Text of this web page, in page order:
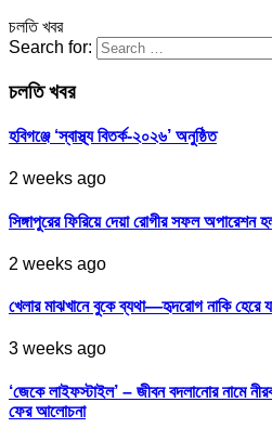
চলতি খবর
Search for:
চলতি খবর
হবিগঞ্জে ‘স্বাস্থ্য বিতর্ক-২০২৬’ অনুষ্ঠিত
2 weeks ago
সিঙ্গাপুরের ফিরিয়ে দেয়া রোগীর সফল অপারেশন
2 weeks ago
খেলার মাঝখানে বুকে ব্যথা—হৃদরোগ নাকি হেরে
3 weeks ago
‘জেকে লাইফস্টাইল’ – জীবন বদলানোর নামে
ফের আলোচনা